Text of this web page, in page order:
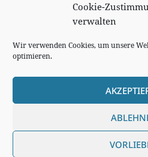
Cookie-
verwalten
Wir verwenden Cookies, um unsere
optimieren.
Impressum